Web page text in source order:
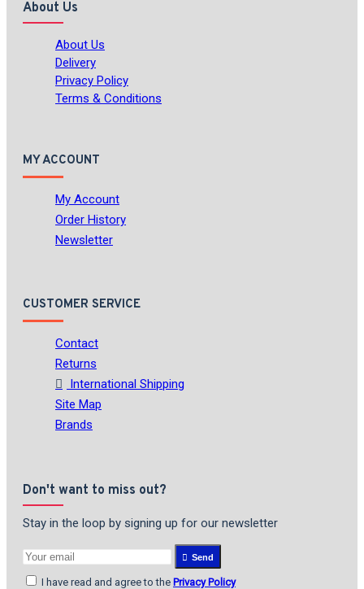
About Us
About Us
Delivery
Privacy Policy
Terms & Conditions
MY ACCOUNT
My Account
Order History
Newsletter
CUSTOMER SERVICE
Contact
Returns
International Shipping
Site Map
Brands
Don't want to miss out?
Stay in the loop by signing up for our newsletter
Send
I have read and agree to the Privacy Policy